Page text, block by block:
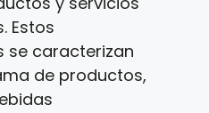
Estos
se caracterizan
de productos,